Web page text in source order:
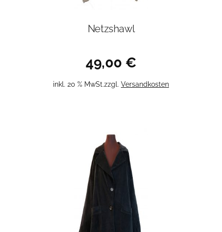
Netzshawl
49,00 €
inkl. 20 % MwSt.zzgl. Versandkosten